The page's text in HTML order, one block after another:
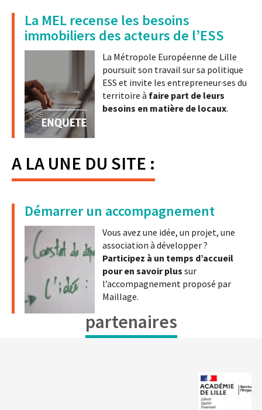
La MEL recense les besoins
immobiliers des acteurs de l’ESS
La Métropole Européenne de Lille
poursuit son travail sur sa politique
ESS et invite les entrepreneur·ses du
territoire à faire part de leurs
besoins en matière de locaux.
A LA UNE DU SITE :
Démarrer un accompagnement
Vous avez une idée, un projet, une
association à développer ?
Participez à un temps d’accueil
pour en savoir plus sur
l’accompagnement proposé par
Maillage.
partenaires